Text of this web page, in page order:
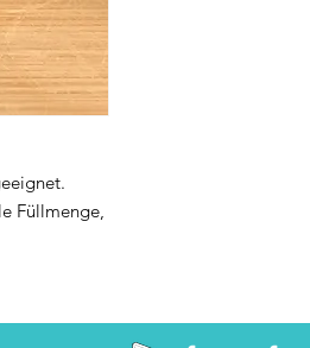
Füllmenge,